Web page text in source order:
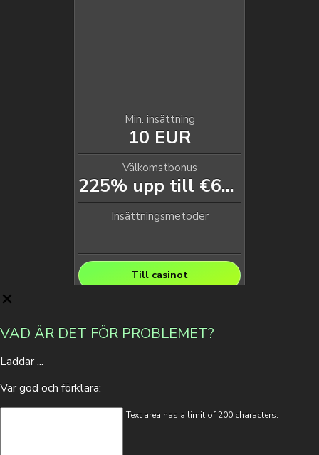
Min. insättning
10 EUR
Välkomstbonus
225% upp till €600 + 275 FS
Insättningsmetoder
Till casinot
VAD ÄR DET FÖR PROBLEMET?
Laddar ...
Var god och förklara:
Text area has a limit of 200 characters.